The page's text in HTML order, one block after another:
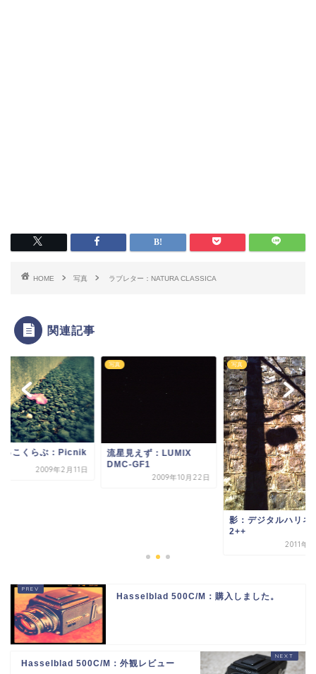
HOME 写真 ラブレター：NATURA CLASSICA
関連記事
っこくらぶ：Picnik
2009年2月11日
写真
流星見えず：LUMIX
DMC-GF1
2009年10月22日
写真
影：デジタルハリネ
2++
2011年9
Hasselblad 500C/M：購入しました。
Hasselblad 500C/M：外観レビュー